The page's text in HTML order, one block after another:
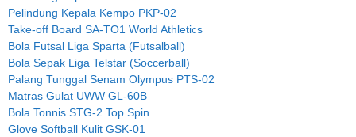
Pelindung Kepala Kempo PKP-02
Take-off Board SA-TO1 World Athletics
Bola Futsal Liga Sparta (Futsalball)
Bola Sepak Liga Telstar (Soccerball)
Palang Tunggal Senam Olympus PTS-02
Matras Gulat UWW GL-60B
Bola Tonnis STG-2 Top Spin
Glove Softball Kulit GSK-01